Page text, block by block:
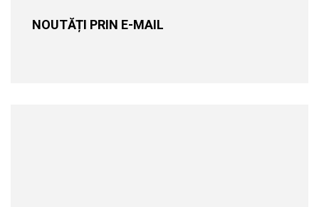
NOUTĂȚI PRIN E-MAIL